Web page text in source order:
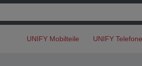
UNIFY Mobilteile UNIFY Telefone